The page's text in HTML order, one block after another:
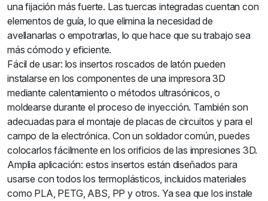
una fijación más fuerte. Las tuercas integradas cuentan con
elementos de guía, lo que elimina la necesidad de
avellanarlas o empotrarlas, lo que hace que su trabajo sea
más cómodo y eficiente.
Fácil de usar: los insertos roscados de latón pueden
instalarse en los componentes de una impresora 3D
mediante calentamiento o métodos ultrasónicos, o
moldearse durante el proceso de inyección. También son
adecuadas para el montaje de placas de circuitos y para el
campo de la electrónica. Con un soldador común, puedes
colocarlos fácilmente en los orificios de las impresiones 3D.
Amplia aplicación: estos insertos están diseñados para
usarse con todos los termoplásticos, incluidos materiales
como PLA, PETG, ABS, PP y otros. Ya sea que los instale